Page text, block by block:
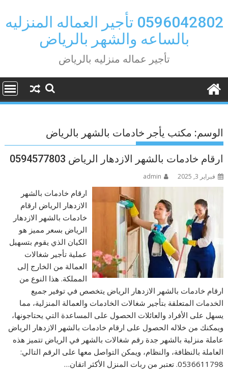
to
content
0596042802 تأجير العماله المنزليه
بالساعه والشهر بالرياض
تأجير عماله منزليه بالرياض
الوسم: مكتب يأجر خادمات بالشهر بالرياض
ارقام خادمات بالشهر الازدهار الرياض 0594577803
فبراير 3, 2025 admin
ارقام خادمات بالشهر
الازدهار الرياض ارقام
خادمات بالشهر الازدهار
الرياض بسعر مميز هو
الكيان الذي يقوم بتسهيل
عملية تأجير شغالات
العمالة من الخارج إلى
المملكة. هذا النوع من
ارقام خادمات بالشهر الازدهار الرياض يتخصص في توفير جميع
الخدمات المتعلقة بتأجير شغالات الخادمات والعمالة المنزلية، مما
يسهل على الأفراد والعائلات الحصول على المساعدة التي يحتاجونها،
ويمكنك من خلاله الحصول على ارقام خادمات بالشهر الازدهار الرياض
عاملة منزلية بالشهر جدة رقم شغالات بالشهر في الرياض تتميز هذه
العاملة بالنظافة، والنظام، ويمكن التواصل معها على الرقم التالي:
0536611798. تعتبر من ربات المنزل الأكثر اتقان…